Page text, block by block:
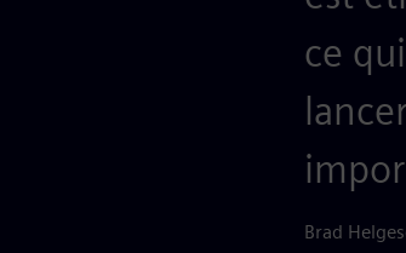
ce
Brad